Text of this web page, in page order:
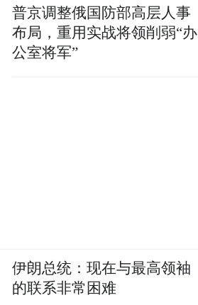
普京调整俄国防部高层人事
布局，重用实战将领削弱“办
公室将军”
伊朗总统：现在与最高领袖
的联系非常困难